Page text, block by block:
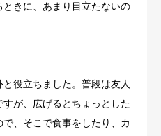
きに、あまり目立たないの
役立ちました。普段は友人
が、広げるとちょっとした
、そこで食事をしたり、カ